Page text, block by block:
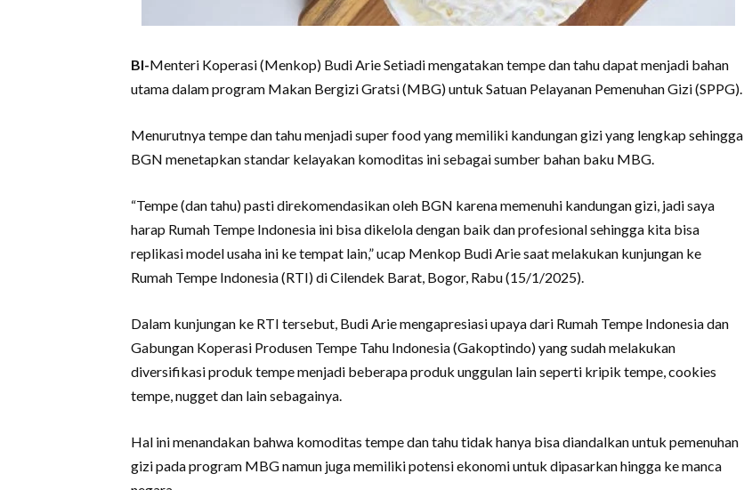
BI-Menteri Koperasi (Menkop) Budi Arie Setiadi mengatakan tempe dan tahu dapat menjadi bahan
utama dalam program Makan Bergizi Gratsi (MBG) untuk Satuan Pelayanan Pemenuhan Gizi (SPPG).
Menurutnya tempe dan tahu menjadi super food yang memiliki kandungan gizi yang lengkap sehingga
BGN menetapkan standar kelayakan komoditas ini sebagai sumber bahan baku MBG.
“Tempe (dan tahu) pasti direkomendasikan oleh BGN karena memenuhi kandungan gizi, jadi saya
harap Rumah Tempe Indonesia ini bisa dikelola dengan baik dan profesional sehingga kita bisa
replikasi model usaha ini ke tempat lain,” ucap Menkop Budi Arie saat melakukan kunjungan ke
Rumah Tempe Indonesia (RTI) di Cilendek Barat, Bogor, Rabu (15/1/2025).
Dalam kunjungan ke RTI tersebut, Budi Arie mengapresiasi upaya dari Rumah Tempe Indonesia dan
Gabungan Koperasi Produsen Tempe Tahu Indonesia (Gakoptindo) yang sudah melakukan
diversifikasi produk tempe menjadi beberapa produk unggulan lain seperti kripik tempe, cookies
tempe, nugget dan lain sebagainya.
Hal ini menandakan bahwa komoditas tempe dan tahu tidak hanya bisa diandalkan untuk pemenuhan
gizi pada program MBG namun juga memiliki potensi ekonomi untuk dipasarkan hingga ke manca